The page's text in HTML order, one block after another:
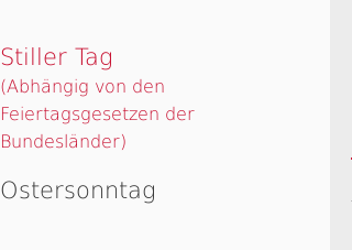
Stiller Tag
(Abhängig von den
Feiertagsgesetzen der
Bundesländer)
Ostersonntag